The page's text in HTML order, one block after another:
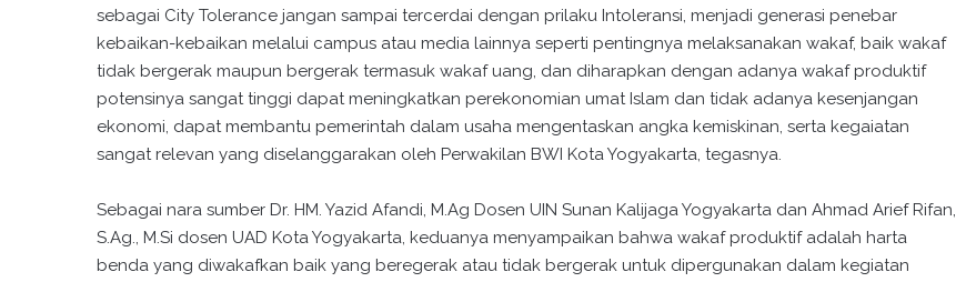
sebagai City Tolerance jangan sampai tercerdai dengan prilaku Intoleransi, menjadi generasi penebar
kebaikan-kebaikan melalui campus atau media lainnya seperti pentingnya melaksanakan wakaf, baik wakaf
tidak bergerak maupun bergerak termasuk wakaf uang, dan diharapkan dengan adanya wakaf produktif
potensinya sangat tinggi dapat meningkatkan perekonomian umat Islam dan tidak adanya kesenjangan
ekonomi, dapat membantu pemerintah dalam usaha mengentaskan angka kemiskinan, serta kegaiatan
sangat relevan yang diselanggarakan oleh Perwakilan BWI Kota Yogyakarta, tegasnya.
Sebagai nara sumber Dr. HM. Yazid Afandi, M.Ag Dosen UIN Sunan Kalijaga Yogyakarta dan Ahmad Arief Rifan,
S.Ag., M.Si dosen UAD Kota Yogyakarta, keduanya menyampaikan bahwa wakaf produktif adalah harta
benda yang diwakafkan baik yang beregerak atau tidak bergerak untuk dipergunakan dalam kegiatan